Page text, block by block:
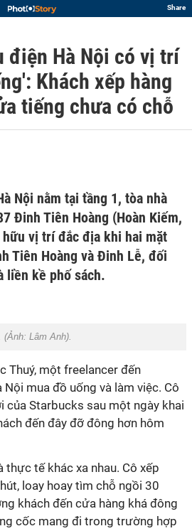
Share
điện Hà Nội có vị trí
Khách xếp hàng
tiếng chưa có chỗ
Nội nằm tại tầng 1, tòa nhà
Đinh Tiên Hoàng (Hoàn Kiếm,
hữu vị trí đắc địa khi hai mặt
Tiên Hoàng và Đinh Lễ, đối
liền kề phố sách.
Lâm Anh).
Thuý, một freelancer đến
Nội mua đồ uống và làm việc. Cô
của Starbucks sau một ngày khai
đến đây đỡ đông hơn hôm
thực tế khác xa nhau. Cô xếp
loay hoay tìm chỗ ngồi 30
khách đến cửa hàng khá đông
cốc mang đi trong trường hợp